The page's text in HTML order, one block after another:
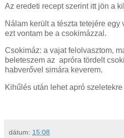
Az eredeti recept szerint itt jön a
Nálam került a tészta tetejére
ezt vontam be a csokimázzal.
Csokimáz: a vajat felolvasztom,
beleteszem az apróra tördelt
habverővel simára keverem.
Kihűlés után lehet apró szeletekre
dátum: 15:08